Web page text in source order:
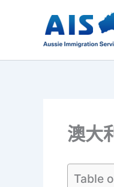
澳大
Table